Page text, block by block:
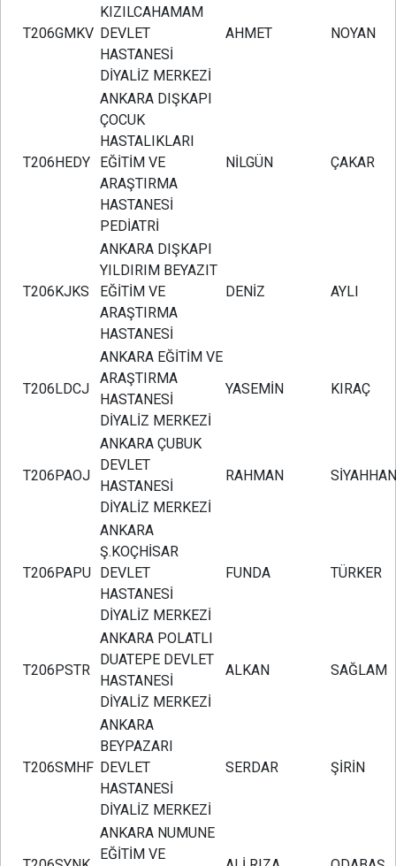
T206GMKV
KIZILCAHAMAM
DEVLET
HASTANESİ
DİYALİZ MERKEZİ
AHMET NOYAN
T206HEDY
ANKARA DIŞKAPI
ÇOCUK
HASTALIKLARI
EĞİTİM VE
ARAŞTIRMA
HASTANESİ
PEDİATRİ
NİLGÜN ÇAKAR
T206KJKS
ANKARA DIŞKAPI
YILDIRIM BEYAZIT
EĞİTİM VE
ARAŞTIRMA
HASTANESİ
DENİZ AYLI
T206LDCJ
ANKARA EĞİTİM VE
ARAŞTIRMA
HASTANESİ
DİYALİZ MERKEZİ
YASEMİN KIRAÇ
T206PAOJ
ANKARA ÇUBUK
DEVLET
HASTANESİ
DİYALİZ MERKEZİ
RAHMAN SİYAHHAN
T206PAPU
ANKARA
Ş.KOÇHİSAR
DEVLET
HASTANESİ
DİYALİZ MERKEZİ
FUNDA TÜRKER
T206PSTR
ANKARA POLATLI
DUATEPE DEVLET
HASTANESİ
DİYALİZ MERKEZİ
ALKAN SAĞLAM
T206SMHF
ANKARA
BEYPAZARI
DEVLET
HASTANESİ
DİYALİZ MERKEZİ
SERDAR ŞİRİN
ANKARA NUMUNE
EĞİTİM VE